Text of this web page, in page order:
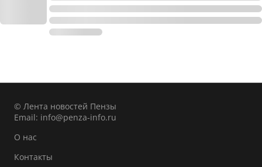
© Лента новостей Пензы
Email: info@penza-info.ru
О нас
Контакты